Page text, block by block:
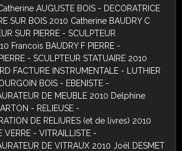
AUGUSTE BOIS - DECORATRICE
SUR BOIS 2010 Catherine BAUDRY C
SUR PIERRE - SCULPTEUR
Francois BAUDRY F PIERRE -
- SCULPTEUR STATUAIRE 2010
FACTURE INSTRUMENTALE - LUTHIER
BOIS - EBENISTE -
DE MEUBLE 2010 Delphine
- RELIEUSE -
DE RELIURES (et de livres) 2010
VERRE - VITRAILLISTE -
DE VITRAUX 2010 Joël DESMET